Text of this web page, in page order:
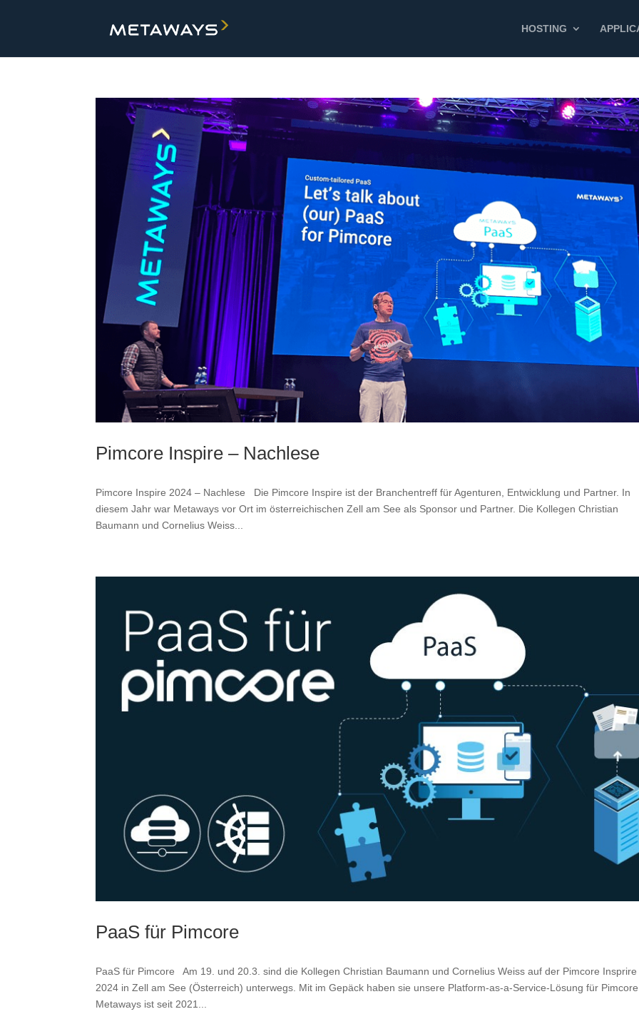
HOSTING
Pimcore Inspire – Nachlese
Pimcore Inspire 2024 – Nachlese Die Pimcore Inspire ist der Branchentreff für Agenturen, Entwicklung und Partner. In
diesem Jahr war Metaways vor Ort im österreichischen Zell am See als Sponsor und Partner. Die Kollegen Christian
Baumann und Cornelius Weiss...
PaaS für Pimcore
PaaS für Pimcore Am 19. und 20.3. sind die Kollegen Christian Baumann und Cornelius Weiss auf der Pimcore Insprire
2024 in Zell am See (Österreich) unterwegs. Mit im Gepäck haben sie unsere Platform-as-a-Service-Lösung für
Metaways ist seit 2021...